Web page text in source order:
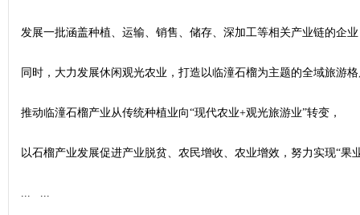
发展一批涵盖种植、运输、销售、储存、深加工等相关产业链的企
同时，大力发展休闲观光农业，打造以临潼石榴为主题的全域旅游
推动临潼石榴产业从传统种植业向“现代农业+观光旅游业”转变，
以石榴产业发展促进产业脱贫、农民增收、农业增效，努力实现“果
... ...